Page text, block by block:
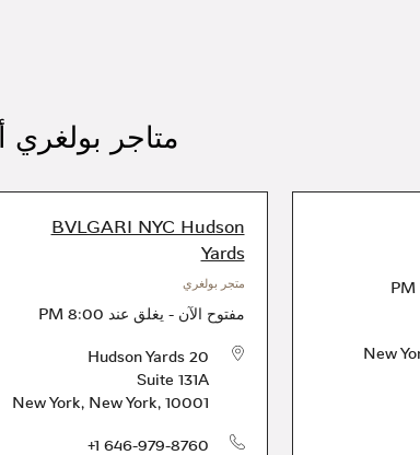
متاجر بولغري
New
BVLGARI NYC Hudson
Yards
متجر بولغري
مفتوح الآن - يغلق عند 8:00 PM
20 Hudson Yards
Suite 131A
New York, New York, 10001
+1 646-979-8760